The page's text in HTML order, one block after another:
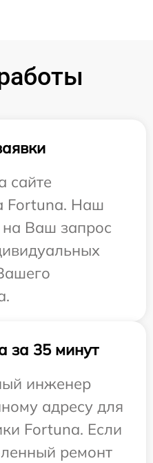
сайте
Fortuna. Наш
на Ваш запрос
за 35 минут
инженер
адресу для
Fortuna. Если
ремонт